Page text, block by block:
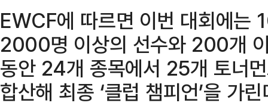
EWCF에 따르면 이번 대회에는
2000명 이상의 선수와 200개
동안 24개 종목에서 25개 토너
합산해 최종 ‘클럽 챔피언’을 가